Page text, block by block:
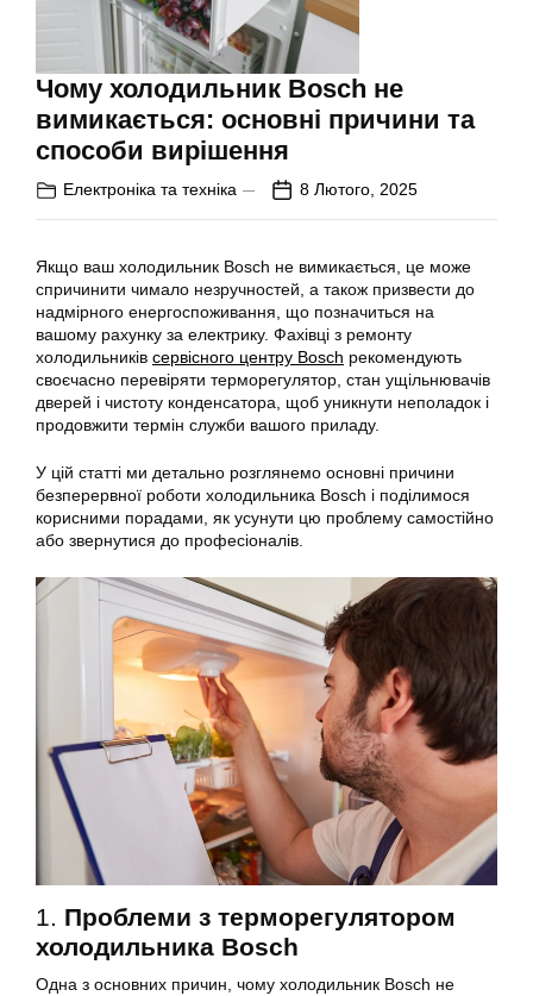
Чому холодильник Bosch не
вимикається: основні причини та
способи вирішення
Електроніка та техніка 8 Лютого, 2025
Якщо ваш холодильник Bosch не вимикається, це може
спричинити чимало незручностей, а також призвести до
надмірного енергоспоживання, що позначиться на
вашому рахунку за електрику. Фахівці з ремонту
холодильників сервісного центру Bosch рекомендують
своєчасно перевіряти терморегулятор, стан ущільнювачів
дверей і чистоту конденсатора, щоб уникнути неполадок і
продовжити термін служби вашого приладу.
У цій статті ми детально розглянемо основні причини
безперервної роботи холодильника Bosch і поділимося
корисними порадами, як усунути цю проблему самостійно
або звернутися до професіоналів.
1. Проблеми з терморегулятором
холодильника Bosch
Одна з основних причин, чому холодильник Bosch не